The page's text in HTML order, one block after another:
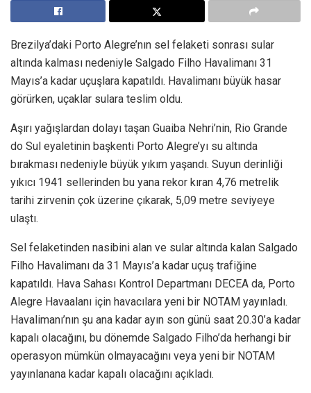
Brezilya’daki Porto Alegre’nın sel felaketi sonrası sular
altında kalması nedeniyle Salgado Filho Havalimanı 31
Mayıs’a kadar uçuşlara kapatıldı. Havalimanı büyük hasar
görürken, uçaklar sulara teslim oldu.
Aşırı yağışlardan dolayı taşan Guaiba Nehri’nin, Rio Grande
do Sul eyaletinin başkenti Porto Alegre’yı su altında
bırakması nedeniyle büyük yıkım yaşandı. Suyun derinliği
yıkıcı 1941 sellerinden bu yana rekor kıran 4,76 metrelik
tarihi zirvenin çok üzerine çıkarak, 5,09 metre seviyeye
ulaştı.
Sel felaketinden nasibini alan ve sular altında kalan Salgado
Filho Havalimanı da 31 Mayıs’a kadar uçuş trafiğine
kapatıldı. Hava Sahası Kontrol Departmanı DECEA da, Porto
Alegre Havaalanı için havacılara yeni bir NOTAM yayınladı.
Havalimanı’nın şu ana kadar ayın son günü saat 20.30’a kadar
kapalı olacağını, bu dönemde Salgado Filho’da herhangi bir
operasyon mümkün olmayacağını veya yeni bir NOTAM
yayınlanana kadar kapalı olacağını açıkladı.